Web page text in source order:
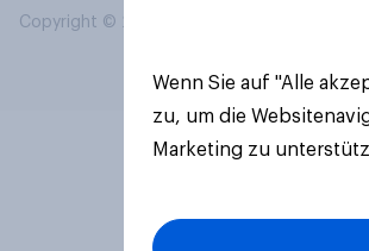
Copyright © 2026 YouGov PLC. Alle Rechte
Wenn Sie auf "Alle
zu, um die
Marketing zu